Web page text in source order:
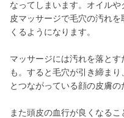
なってしまいます。オイル
皮マッサージで毛穴の汚れ
くるようになります。
マッサージには汚れを落と
も。すると毛穴が引き締ま
とつながっている顔の皮膚の
また頭皮の血行が良くなる